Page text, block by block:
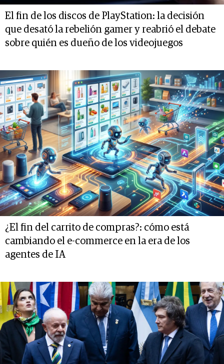
El fin de los discos de PlayStation: la decisión
que desató la rebelión gamer y reabrió el debate
sobre quién es dueño de los videojuegos
¿El fin del carrito de compras?: cómo está
cambiando el e-commerce en la era de los
agentes de IA